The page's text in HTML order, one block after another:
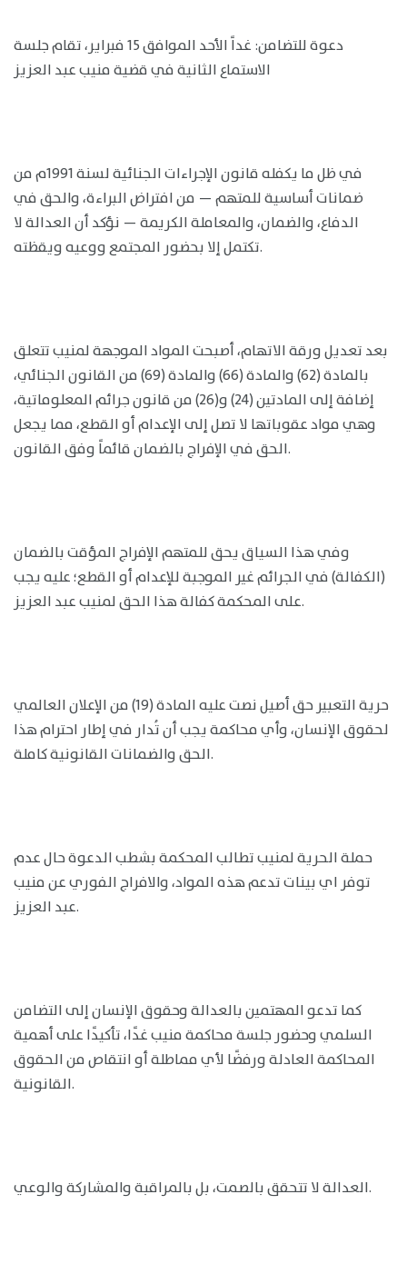
دعوة للتضامن: غداً الأحد الموافق 15 فبراير، تقام جلسة
الاستماع الثانية في قضية منيب عبد العزيز
في ظل ما يكفله قانون الإجراءات الجنائية لسنة 1991م من
ضمانات أساسية للمتهم — من افتراض البراءة، والحق في
الدفاع، والضمان، والمعاملة الكريمة — نؤكد أن العدالة لا
تكتمل إلا بحضور المجتمع ووعيه ويقظته.
بعد تعديل ورقة الاتهام، أصبحت المواد الموجهة لمنيب تتعلق
بالمادة (62) والمادة (66) والمادة (69) من القانون الجنائي،
إضافة إلى المادتين (24) و(26) من قانون جرائم المعلوماتية،
وهي مواد عقوباتها لا تصل إلى الإعدام أو القطع، مما يجعل
الحق في الإفراج بالضمان قائماً وفق القانون.
وفي هذا السياق يحق للمتهم الإفراج المؤقت بالضمان
(الكفالة) في الجرائم غير الموجبة للإعدام أو القطع؛ عليه يجب
على المحكمة كفالة هذا الحق لمنيب عبد العزيز.
حرية التعبير حق أصيل نصت عليه المادة (19) من الإعلان العالمي
لحقوق الإنسان، وأي محاكمة يجب أن تُدار في إطار احترام هذا
الحق والضمانات القانونية كاملة.
حملة الحرية لمنيب تطالب المحكمة بشطب الدعوة حال عدم
توفر اي بينات تدعم هذه المواد، والافراج الفوري عن منيب
عبد العزيز.
كما تدعو المهتمين بالعدالة وحقوق الإنسان إلى التضامن
السلمي وحضور جلسة محاكمة منيب غدًا، تأكيدًا على أهمية
المحاكمة العادلة ورفضًا لأي مماطلة أو انتقاص من الحقوق
القانونية.
العدالة لا تتحقق بالصمت، بل بالمراقبة والمشاركة والوعي.